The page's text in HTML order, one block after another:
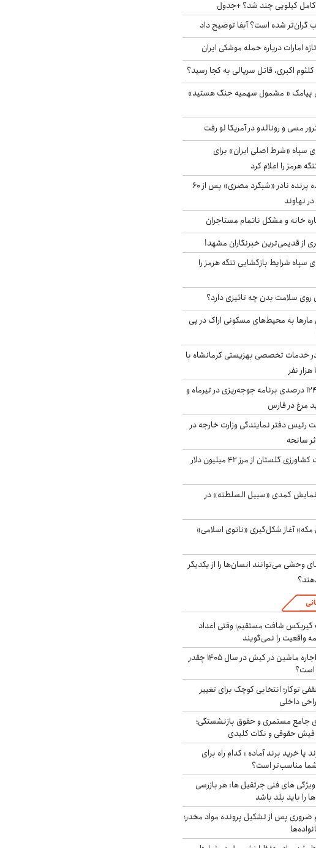
گران‌تر شده است؟ آبفا توضیح داد
امارات درباره حمله موشکی ایران
کلثوم اکبری، قاتل سریالی به کجا رسید؟
پیامک « مشمول سهمیه جنگ هستید»
مسی و رونالدو در آمریکا لو رفت
سپاه «شرط اصلی ایران» برای
هرمز را اعلام کرد
مشاهده پرنده نادر «شبگرد مصری» پس از ۶۰
نهاوند
خانه و مشکل ناتمام مستاجران
از قدیمی‌ترین خبرنگاران مشهد!
سپاه شرایط بازگشایی تنگه هرمز را
سلامت بدن چه تاثیری دارد؟
مارها به محیط‌های مسکونی اراک در پی
خدمات تخصصی بهزیستی کرمانشاه با
تحقق ۱۲۴ درصدی برنامه جوجه‌ریزی در تیرماه و
مرغ در فارس
رئیس دفتر نمایندگی وزارت خارجه در
سانحه
صادرات کشاورزی گلستان از مرز ۴۲ میلیون دلار
کمدی «سبیل السلطنه» در
مکه» آغاز شکل‌گیری «ناتوی اسلامی»
وحشی می‌توانند انسان‌ها را از یکدیگر
گیربکس شافت مستقیم؛ وقتی اعداد
واقعیت را نمی‌گویند
قیمت اجاره ماشین در کیش در سال ۱۴۰۵ چقدر
است؟
توکار؛ انتخابی کوچک برای تغییر
داخلی
جامع مستمری و حقوق بازنشستگی؛
فیش حقوقی و نکات کلیدی
یا خرید برند آماده : کدام راه برای
مناسب‌تر است؟
های فنی جرثقیل ها: هر بازرسی
را باید بلد باشد
ضروری پس از تشکیل پرونده مواد مخدر؛